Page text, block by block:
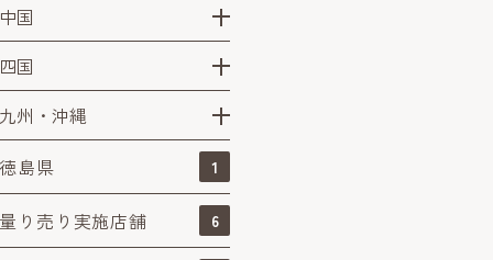
中国
四国
九州・沖縄
徳島県
1
量り売り実施店舗 6